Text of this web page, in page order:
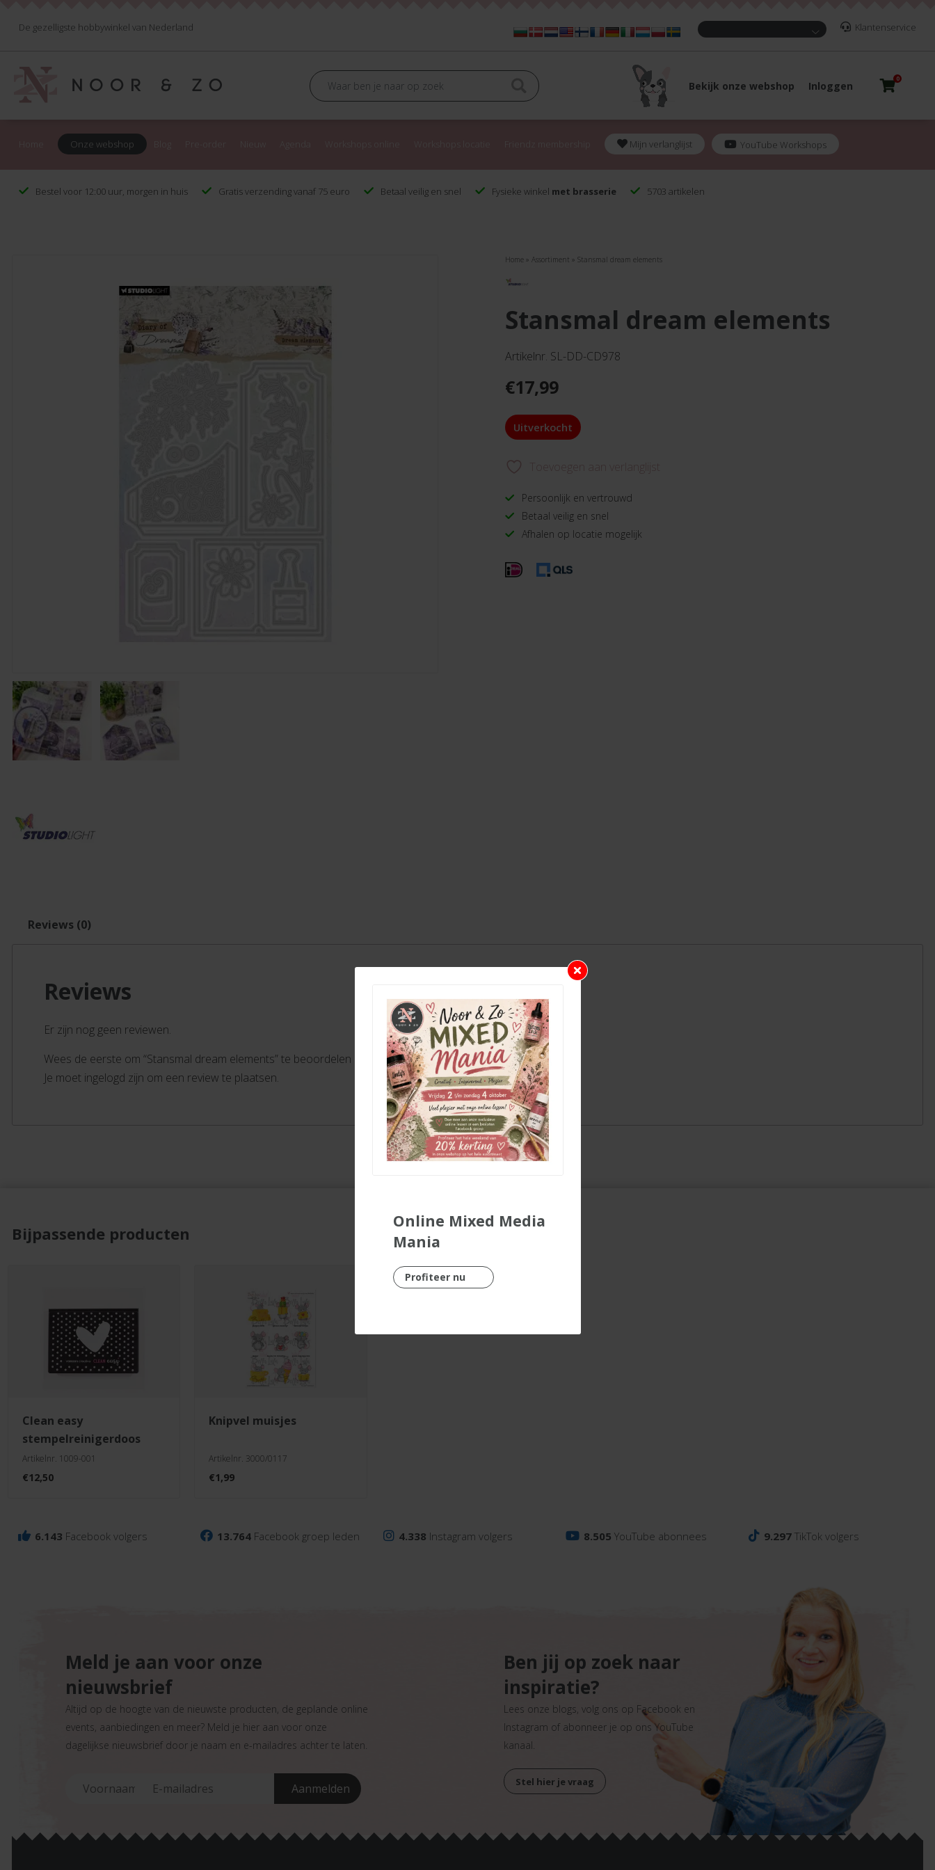
De gezelligste hobbywinkel van Nederland Klantenservice
Bekijk onze webshop Inloggen
0
Onze webshop Mijn verlanglijst YouTube Workshops
Bestel voor 12:00 uur, morgen in huis Gratis verzending vanaf 75 euro Betaal veilig en snel Fysieke winkel met brasserie 5703 artikelen
Home »Assortiment »Stansmal dream elements
stansmal dream elements
Artikelnr. SL-DD-CD978
€17,99
Uitverkocht
Toevoegen aan verlanglijst
Persoonlijk en vertrouwd
Betaal veilig en snel
Afhalen op locatie mogelijk
Reviews (0)
Reviews
Er zijn nog geen reviewen.
Wees de eerste om “Stansmal dream elements” te beoordelen
Je moet ingelogd zijn om een review te plaatsen.
Bijpassende producten
clean easy
stempelreinigerdoos
Artikelnr. 1009-001
€12,50
knipvel muisjes
Artikelnr. 3000/0117
€1,99
6.143 Facebook volgers 13.764 Facebook groep leden 4.338 Instagram volgers 8.505 YouTube abonnees 9.297TikTok volgers
Meld je aan voor onze
nieuwsbrief
Altijd op de hoogte van de nieuwste producten, de geplande online
events, aanbiedingen en meer? Meld je hier aan voor onze
dagelijkse nieuwsbrief door je naam en e-mailadres achter te laten.
Ben jij op zoek naar
inspiratie?
Lees onze blogs, volg ons op Facebook en
Instagram of abonneer je op ons YouTube
kanaal.
Stel hier je vraag
Online Mixed Media
Mania
Profiteer nu